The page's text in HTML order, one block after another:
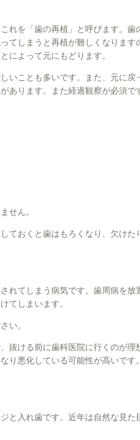
れを「歯の再植」と呼びます。歯
てしまうと再植が難しくなります
によって元にもどります。
いことも多いです。また、元に戻
あります。また経過観察が必須で
せん。
ておくと歯はもろくなり、欠けた
れてしまう病気です。歯周病を放
てしまいます。
い。
抜ける前に歯科医院に行くのが理
り悪化している可能性が高いです
と入れ歯です。近年は自然な見た